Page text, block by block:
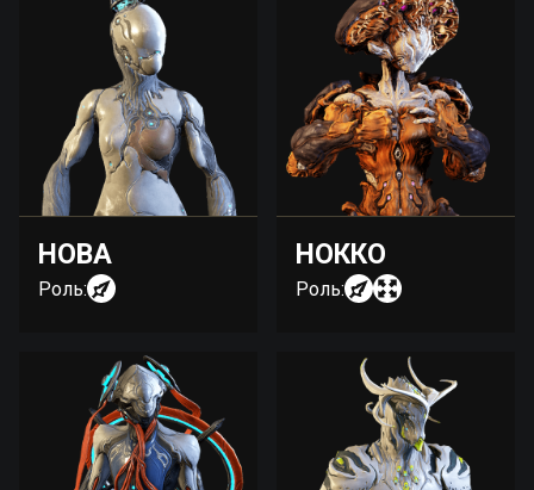
НОВА
Роль:
НОККО
Роль: